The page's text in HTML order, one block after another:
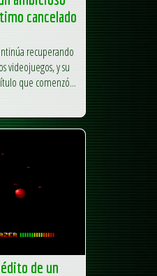
cancelado
recuperando
videojuegos, y su
que comenzó...
de un